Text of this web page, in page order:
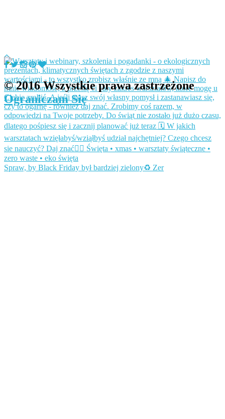
Spraw, by Black Friday był bardziej zielony♻️ Zer
© 2016 Wszystkie prawa zastrzeżone
Ograniczam Się